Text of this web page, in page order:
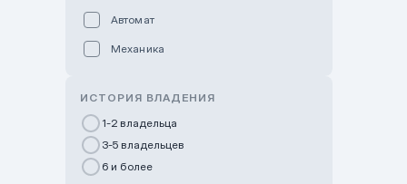
GWM Nurly Zhol
Chery Astana
Автомат
Механика
ИСТОРИЯ ВЛАДЕНИЯ
1-2 владельца
3-5 владельцев
6 и более